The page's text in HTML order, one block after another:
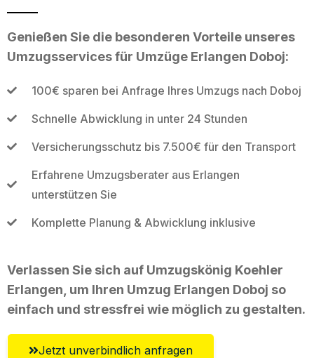
Genießen Sie die besonderen Vorteile unseres
Umzugsservices für Umzüge Erlangen Doboj:
100€ sparen bei Anfrage Ihres Umzugs nach Doboj
Schnelle Abwicklung in unter 24 Stunden
Versicherungsschutz bis 7.500€ für den Transport
Erfahrene Umzugsberater aus Erlangen
unterstützen Sie
Komplette Planung & Abwicklung inklusive
Verlassen Sie sich auf Umzugskönig Koehler
Erlangen, um Ihren Umzug Erlangen Doboj so
einfach und stressfrei wie möglich zu gestalten.
Jetzt unverbindlich anfragen